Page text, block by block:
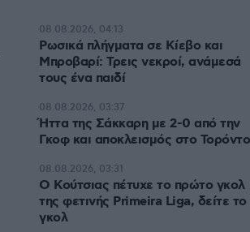
Ρωσικά πλήγματα σε Κίεβο και
Μπροβαρί: Τρεις νεκροί, ανάμεσά
τους ένα παιδί
08.08.2026, 04:13
Ήττα της Σάκκαρη με 2-0 από την
Γκοφ και αποκλεισμός στο Τορόντο
08.08.2026, 03:37
Ο Κούτσιας πέτυχε το πρώτο γκολ
της φετινής Primeira Liga, δείτε το
γκολ
08.08.2026, 03:31